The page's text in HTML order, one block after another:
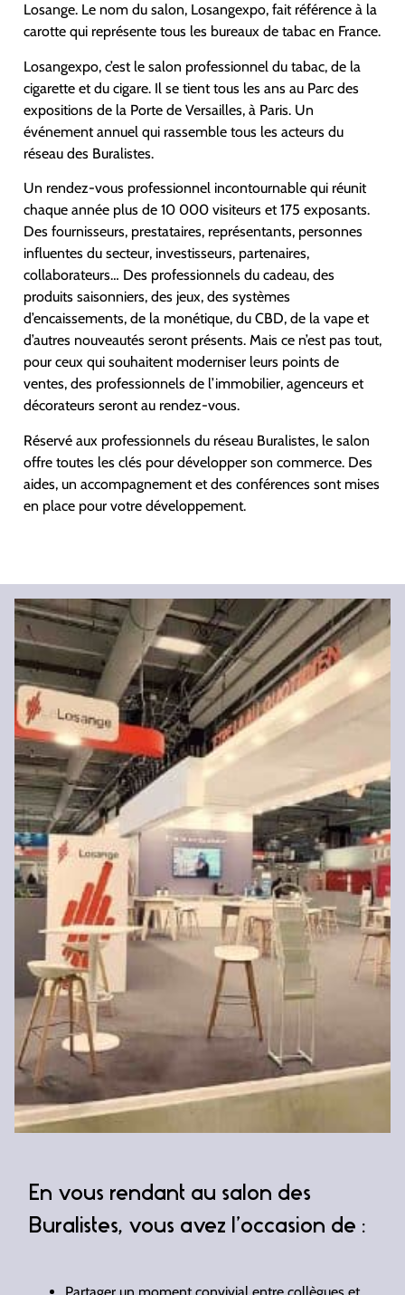
Losange. Le nom du salon, Losangexpo, fait référence à la
carotte qui représente tous les bureaux de tabac en France.
Losangexpo, c’est le salon professionnel du tabac, de la
cigarette et du cigare. Il se tient tous les ans au Parc des
expositions de la Porte de Versailles, à Paris. Un
événement annuel qui rassemble tous les acteurs du
réseau des Buralistes.
Un rendez-vous professionnel incontournable qui réunit
chaque année plus de 10 000 visiteurs et 175 exposants.
Des fournisseurs, prestataires, représentants, personnes
influentes du secteur, investisseurs, partenaires,
collaborateurs… Des professionnels du cadeau, des
produits saisonniers, des jeux, des systèmes
d’encaissements, de la monétique, du CBD, de la vape et
d’autres nouveautés seront présents. Mais ce n’est pas tout,
pour ceux qui souhaitent moderniser leurs points de
ventes, des professionnels de l’immobilier, agenceurs et
décorateurs seront au rendez-vous.
Réservé aux professionnels du réseau Buralistes, le salon
offre toutes les clés pour développer son commerce. Des
aides, un accompagnement et des conférences sont mises
en place pour votre développement.
En vous rendant au salon des
Buralistes, vous avez l’occasion de :